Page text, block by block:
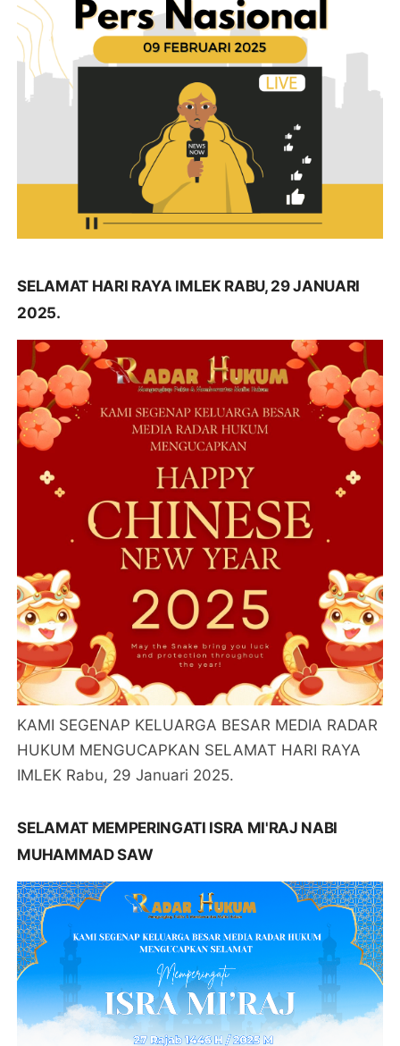
SELAMAT HARI RAYA IMLEK RABU, 29 JANUARI
2025.
KAMI SEGENAP KELUARGA BESAR MEDIA RADAR
HUKUM MENGUCAPKAN SELAMAT HARI RAYA
IMLEK Rabu, 29 Januari 2025.
SELAMAT MEMPERINGATI ISRA MI'RAJ NABI
MUHAMMAD SAW